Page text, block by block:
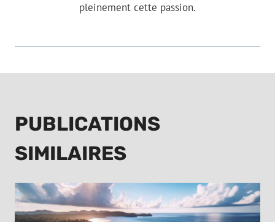
pleinement cette passion.
PUBLICATIONS
SIMILAIRES